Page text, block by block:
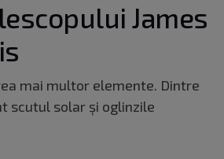
James
mai multor elemente. Dintre
scutul solar și oglinzile